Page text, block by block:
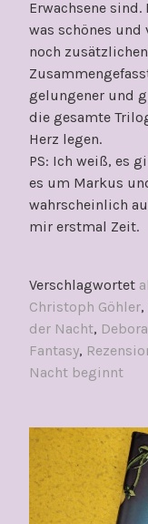
Erwachsene
was schönes
noch
gelungener und
die gesamte
Herz legen.
PS: Ich weiß, es
es um Markus
wahrscheinlich
mir erstmal Zeit.
Verschlagwortet
Christoph Göhler,
der Nacht,
Fantasy,
Nacht beginnt